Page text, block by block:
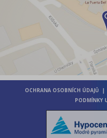
OCHRANA OSOBNÍCH ÚDAJŮ
PODMÍNKY